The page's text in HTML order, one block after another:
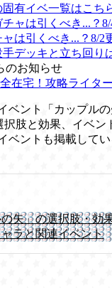
有イベ一覧はこち
ャは引くべき...？8/
は引くべき...？8/2
手デッキと立ち回り
のお知らせ
在宅！攻略ライター
ベント「カップル
択肢と効果、イベン
ベントも掲載して
矢」の選択肢・効
ラと関連イベント